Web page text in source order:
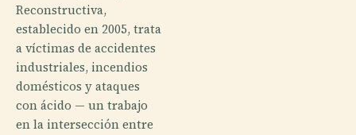
Reconstructiva,
establecido en 2005, trata
a víctimas de accidentes
industriales, incendios
domésticos y ataques
con ácido — un trabajo
en la intersección entre